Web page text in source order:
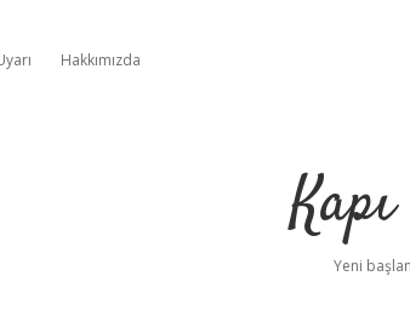
Hakkımızda
Yeni